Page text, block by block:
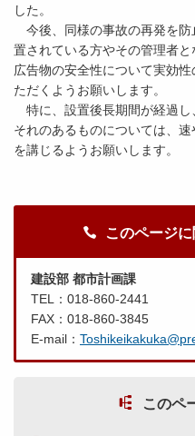
した。
今後、同様の事故の再発を防
置されている方やその管理者
広告物の安全性について実効
ただくようお願いします。
特に、設置後長期間が経過し
それのあるものについては、
を講じるようお願いします。
このページ
建設部 都市計画課
TEL：018-860-2441
FAX：018-860-3845
E-mail：
このペ